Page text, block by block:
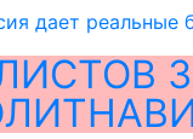
дает